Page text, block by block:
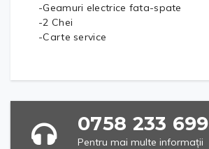
-Geamuri electrice fata-spate
-2 Chei
-Carte service
0758 233 699
Pentru mai multe informații